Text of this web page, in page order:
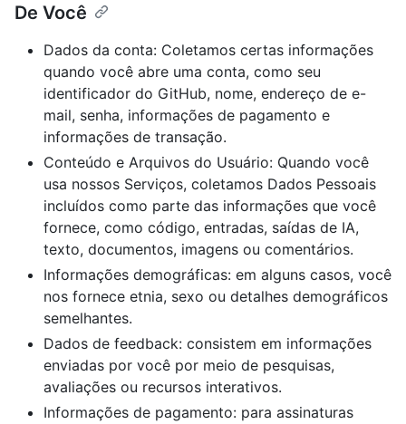
De Você
Dados da conta: Coletamos certas informações
quando você abre uma conta, como seu
identificador do GitHub, nome, endereço de e-
mail, senha, informações de pagamento e
informações de transação.
Conteúdo e Arquivos do Usuário: Quando você
usa nossos Serviços, coletamos Dados Pessoais
incluídos como parte das informações que você
fornece, como código, entradas, saídas de IA,
texto, documentos, imagens ou comentários.
Informações demográficas: em alguns casos, você
nos fornece etnia, sexo ou detalhes demográficos
semelhantes.
Dados de feedback: consistem em informações
enviadas por você por meio de pesquisas,
avaliações ou recursos interativos.
Informações de pagamento: para assinaturas